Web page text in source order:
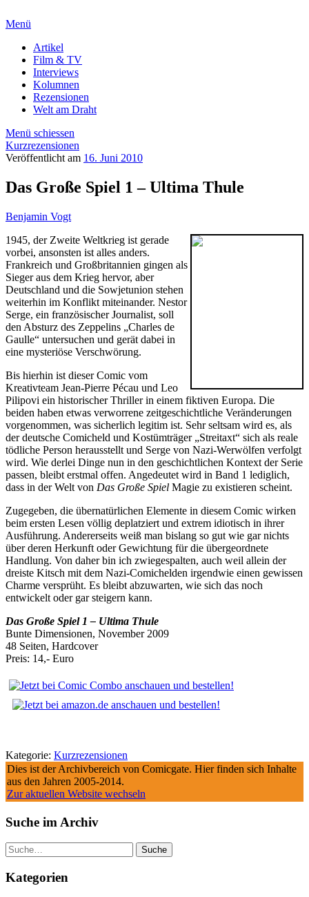
Menü
Artikel
Film & TV
Interviews
Kolumnen
Rezensionen
Welt am Draht
Menü schiessen
Kurzrezensionen
Veröffentlicht am 16. Juni 2010
Das Große Spiel 1 – Ultima Thule
Benjamin Vogt
1945, der Zweite Weltkrieg ist gerade
vorbei, ansonsten ist alles anders.
Frankreich und Großbritannien gingen als
Sieger aus dem Krieg hervor, aber
Deutschland und die Sowjetunion stehen
weiterhin im Konflikt miteinander. Nestor
Serge, ein französischer Journalist, soll
den Absturz des Zeppelins „Charles de
Gaulle“ untersuchen und gerät dabei in
eine mysteriöse Verschwörung.
Bis hierhin ist dieser Comic vom
Kreativteam Jean-Pierre Pécau und Leo
Pilipovi ein historischer Thriller in einem fiktiven Europa. Die
beiden haben etwas verworrene zeitgeschichtliche Veränderungen
vorgenommen, was sicherlich legitim ist. Sehr seltsam wird es, als
der deutsche Comicheld und Kostümträger „Streitaxt“ sich als reale
tödliche Person herausstellt und Serge von Nazi-Werwölfen verfolgt
wird. Wie derlei Dinge nun in den geschichtlichen Kontext der Serie
passen, bleibt erstmal offen. Angedeutet wird in Band 1 lediglich,
dass in der Welt von Das Große Spiel Magie zu existieren scheint.
Zugegeben, die übernatürlichen Elemente in diesem Comic wirken
beim ersten Lesen völlig deplatziert und extrem idiotisch in ihrer
Ausführung. Andererseits weiß man bislang so gut wie gar nichts
über deren Herkunft oder Gewichtung für die übergeordnete
Handlung. Von daher bin ich zwiegespalten, auch weil allein der
dreiste Kitsch mit dem Nazi-Comichelden irgendwie einen gewissen
Charme versprüht. Es bleibt abzuwarten, wie sich das noch
entwickelt oder gar steigern kann.
Das Große Spiel 1 – Ultima Thule
Bunte Dimensionen, November 2009
48 Seiten, Hardcover
Preis: 14,- Euro
Kategorie: Kurzrezensionen
Dies ist der Archivbereich von Comicgate. Hier finden sich Inhalte
aus den Jahren 2005-2014.
Zur aktuellen Website wechseln
Suche im Archiv
Suche
Kategorien